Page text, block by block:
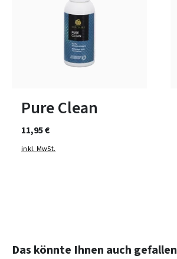
Pure Clean
11,95 €
inkl. MwSt.
Produktgalerie überspringen
Das könnte Ihnen auch gefallen